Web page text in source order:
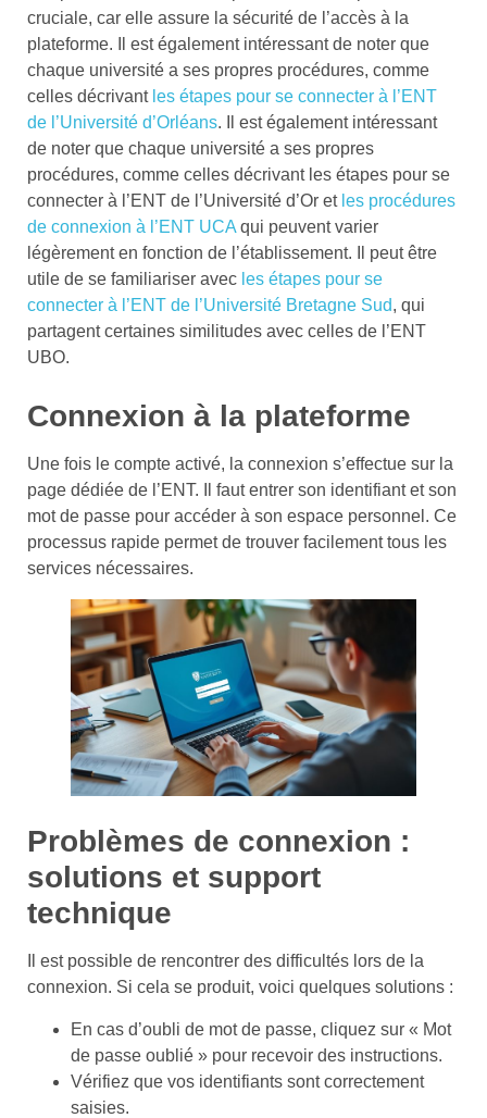
cruciale, car elle assure la sécurité de l’accès à la
plateforme. Il est également intéressant de noter que
chaque université a ses propres procédures, comme
celles décrivant les étapes pour se connecter à l’ENT
de l’Université d’Orléans. Il est également intéressant
de noter que chaque université a ses propres
procédures, comme celles décrivant les étapes pour se
connecter à l’ENT de l’Université d’Or et les procédures
de connexion à l’ENT UCA qui peuvent varier
légèrement en fonction de l’établissement. Il peut être
utile de se familiariser avec les étapes pour se
connecter à l’ENT de l’Université Bretagne Sud, qui
partagent certaines similitudes avec celles de l’ENT
UBO.
Connexion à la plateforme
Une fois le compte activé, la connexion s’effectue sur la
page dédiée de l’ENT. Il faut entrer son identifiant et son
mot de passe pour accéder à son espace personnel. Ce
processus rapide permet de trouver facilement tous les
services nécessaires.
Problèmes de connexion :
solutions et support
technique
Il est possible de rencontrer des difficultés lors de la
connexion. Si cela se produit, voici quelques solutions :
En cas d’oubli de mot de passe, cliquez sur « Mot
de passe oublié » pour recevoir des instructions.
Vérifiez que vos identifiants sont correctement
saisies.